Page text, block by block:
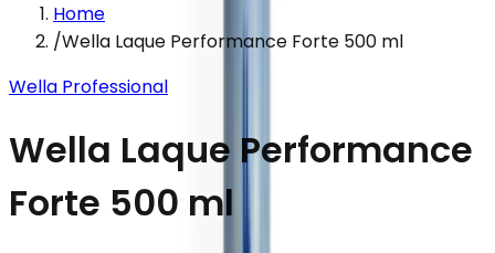
Home
/Wella Laque Performance Forte 500 ml
Wella Professional
Wella Laque Performance
Forte 500 ml